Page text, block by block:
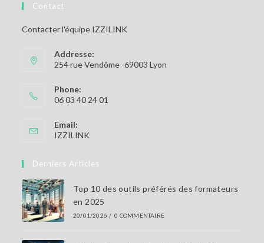
Contact
Contacter l'équipe IZZILINK
Addresse:
254 rue Vendôme -69003 Lyon
Phone:
06 03 40 24 01
Email:
IZZILINK
application
Derniers Articles
Top 10 des outils préférés des formateurs
en 2025
20/01/2026 / 0 COMMENTAIRE